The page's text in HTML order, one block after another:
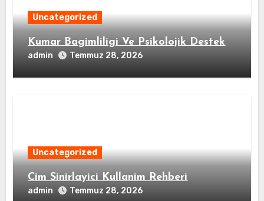
Uncategorized
Kumar Bagimliligi Ve Psikolojik Destek
admin Temmuz 28, 2026
Uncategorized
Cim Sinirlayici Kullanim Rehberi
admin Temmuz 28, 2026